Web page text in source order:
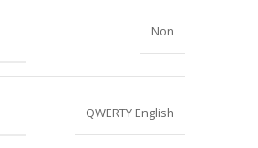
Non
QWERTY English